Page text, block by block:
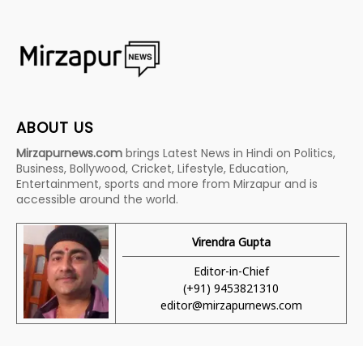
ABOUT US
Mirzapurnews.com brings Latest News in Hindi on Politics,
Business, Bollywood, Cricket, Lifestyle, Education,
Entertainment, sports and more from Mirzapur and is
accessible around the world.
Virendra Gupta
Editor-in-Chief
(+91) 9453821310
editor@mirzapurnews.com